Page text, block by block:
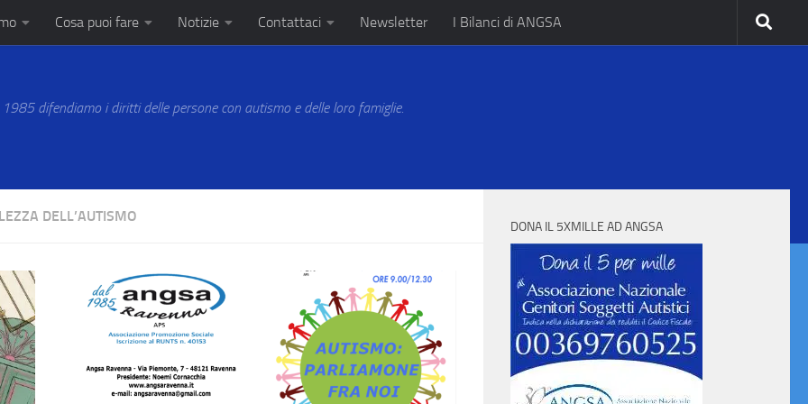
Cosa puoi fare Notizie Contattaci Newsletter I Bilanci di ANGSA
difendiamo i diritti delle persone con autismo e delle loro famiglie.
DELL’AUTISMO
DONA IL 5XMILLE AD ANGSA